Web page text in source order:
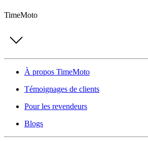
TimeMoto
À propos TimeMoto
Témoignages de clients
Pour les revendeurs
Blogs